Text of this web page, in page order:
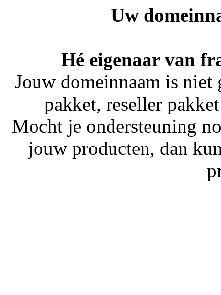
Uw
Hé eigenaar van
Jouw domeinnaam is
pakket, reseller
Mocht je ondersteuning
jouw producten, dan